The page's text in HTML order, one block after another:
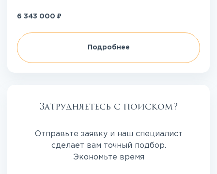
6 343 000 ₽
Подробнее
Затрудняетесь с поиском?
Отправьте заявку и наш специалист
сделает вам точный подбор.
Экономьте время